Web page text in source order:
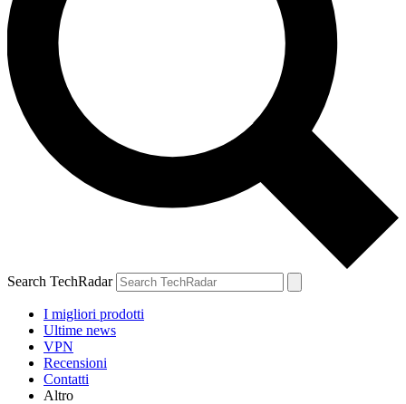
Search TechRadar
I migliori prodotti
Ultime news
VPN
Recensioni
Contatti
Altro